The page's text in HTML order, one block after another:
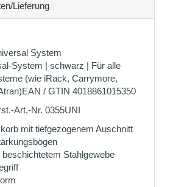
Lieferung
System
System | schwarz | Für alle
(wie iRack, Carrymore,
/ GTIN 4018861015350
Art.-Nr. 0355UNI
mit tiefgezogenem Auschnitt
Stahlgewebe